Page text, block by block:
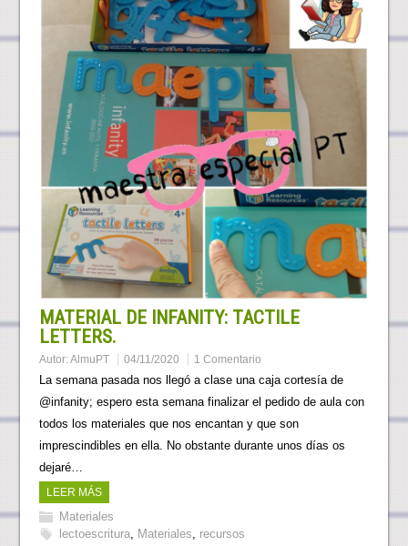
MATERIAL DE INFANITY: TACTILE
LETTERS.
Autor:AlmuPT 04/11/2020 1 Comentario
La semana pasada nos llegó a clase una caja cortesía de
@infanity; espero esta semana finalizar el pedido de aula con
todos los materiales que nos encantan y que son
imprescindibles en ella. No obstante durante unos días os
dejaré…
LEER MÁS
Materiales
lectoescritura, Materiales recursos